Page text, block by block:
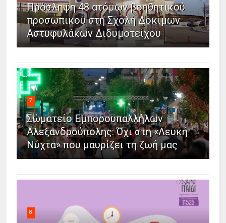
Πρόσληψη 48 ατόμων βοηθητικού
προσωπικού στη Σχολή Δοκίμων
Αστυφυλάκων Διδυμοτείχου
7
Σωματείο Εμποροϋπαλλήλων
Αλεξανδρούπολης: Όχι στη «Λευκή
Νύχτα» που μαυρίζει τη ζωή μας
8